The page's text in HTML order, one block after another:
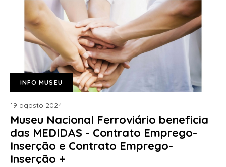
INFO MUSEU
19 agosto 2024
Museu Nacional Ferroviário beneficia
das MEDIDAS - Contrato Emprego-
Inserção e Contrato Emprego-
Inserção +